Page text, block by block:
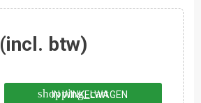
(incl. btw)
shopping_cart
IN WINKELWAGEN